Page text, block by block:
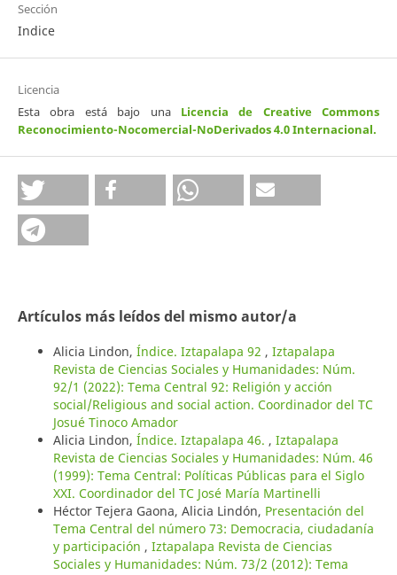
Sección
Indice
Licencia
Esta obra está bajo una Licencia de Creative Commons
Reconocimiento-Nocomercial-NoDerivados 4.0 Internacional.
Artículos más leídos del mismo autor/a
Alicia Lindon, Índice. Iztapalapa 92 , Iztapalapa
Revista de Ciencias Sociales y Humanidades: Núm.
92/1 (2022): Tema Central 92: Religión y acción
social/Religious and social action. Coordinador del TC
Josué Tinoco Amador
Alicia Lindon, Índice. Iztapalapa 46. , Iztapalapa
Revista de Ciencias Sociales y Humanidades: Núm. 46
(1999): Tema Central: Políticas Públicas para el Siglo
XXI. Coordinador del TC José María Martinelli
Héctor Tejera Gaona, Alicia Lindón, Presentación del
Tema Central del número 73: Democracia, ciudadanía
y participación , Iztapalapa Revista de Ciencias
Sociales y Humanidades: Núm. 73/2 (2012): Tema